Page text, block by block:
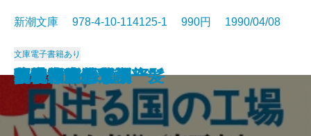
冷い夏、熱い夏
まんぞく まんぞく
この人を見よ
注文の多い料理店
五千回の生死
流転の海 第一部
夢の木坂分岐点
鬼麿斬人剣
飢餓海峡〔上〕
飢餓海峡〔下〕
新潮文庫 978-4-10-114125-1 990円 1990/04/08
文庫電子書籍あり
日出る国の工場
暗夜行路
谷中・首ふり坂
百
ふたりで探偵
子子家庭は危機一髪
人情武士道
優駿〔上〕
優駿〔下〕
胡桃の家